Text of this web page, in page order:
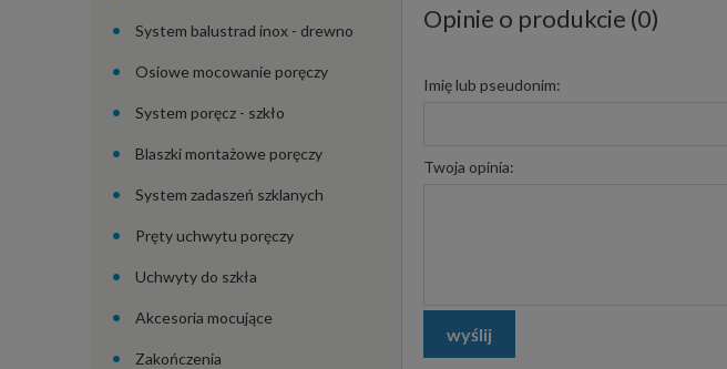
System balustrad inox - drewno
Osiowe mocowanie poręczy
System poręcz - szkło
Blaszki montażowe poręczy
System zadaszeń szklanych
Pręty uchwytu poręczy
Uchwyty do szkła
Akcesoria mocujące
Zakończenia
Opinie o produkcie (0)
Imię lub pseudonim:
Twoja opinia:
wyślij